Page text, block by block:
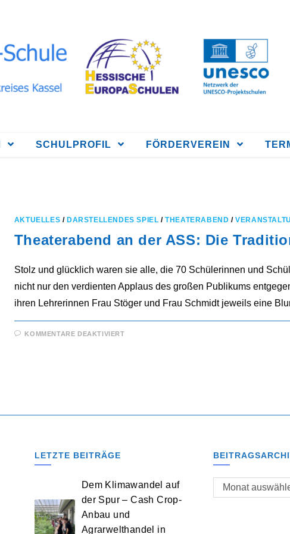
SCHULPROFIL FÖRDERVEREIN
AKTUELLES /DARSTELLENDES SPIEL /THEATERABEND /
Theaterabend an der ASS: Die
Stolz und glücklich waren sie alle, die 70 Schülerinnen und
nicht nur den verdienten Applaus des großen Publikums
ihren Lehrerinnen Frau Stöger und Frau Schmidt jeweils eine
KOMMENTARE DEAKTIVIERTFÜR
LETZTE BEITRÄGE
Dem Klimawandel auf
der Spur – Cash Crop-
Anbau und
Agrarwelthandel in
Beitragsarchiv
Monat